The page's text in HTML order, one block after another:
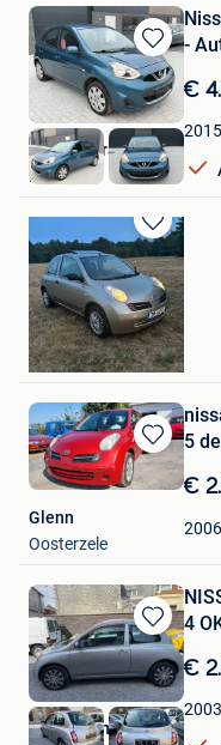
Bewaren
in
Mijn
Favorieten
-
€
2015
Auto’s Bajram
Ranst
Bewaren
in
Mijn
Favorieten
D&M autohandel
Werchter
Bewaren
in
Favorieten
5
€
2006
Glenn
Oosterzele
Bewaren
in
Mijn
Favorieten
4
€
2003
KYK Automotive